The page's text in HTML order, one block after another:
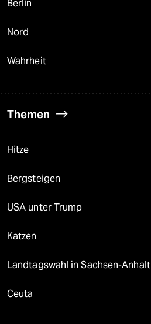
Berlin
Nord
Wahrheit
Themen
Hitze
Bergsteigen
USA unter Trump
Katzen
Landtagswahl in Sachsen-Anhalt
Ceuta